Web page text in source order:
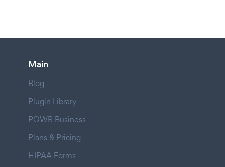
Main
Blog
Plugin Library
POWR Business
Plans & Pricing
HIPAA Forms